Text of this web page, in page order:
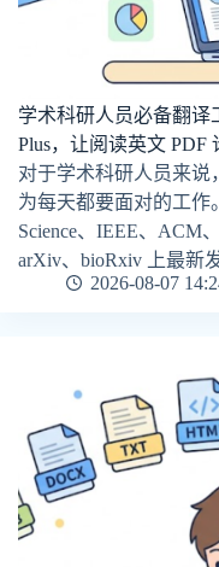
学术科研人员必备翻译
Plus，让阅读英文 PDF
对于学术科研人员来说
为每天都要面对的工作
Science、IEEE、ACM
arXiv、bioRxiv 上最新
2026-08-07